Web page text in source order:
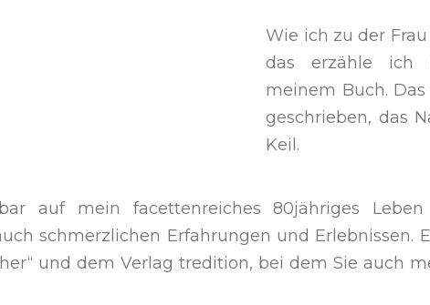
Wie ich zu der
das erzähle ich
meinem Buch.
geschrieben, das
Keil.
auf mein facettenreiches 80jähriges
schmerzlichen Erfahrungen und Erlebnissen.
und dem Verlag tredition, bei dem Sie auch